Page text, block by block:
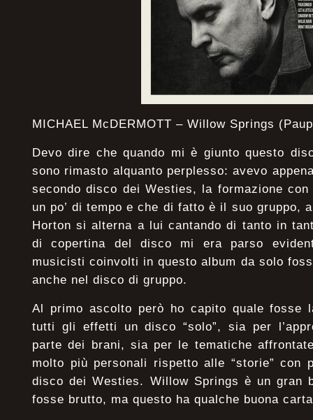
MICHAEL McDERMOTT – Willow Springs
Devo dire che quando mi è giunto questo
sono rimasto alquanto perplesso: avevo
secondo disco dei Westies, la formazione
un po’ di tempo e che di fatto è il suo gruppo,
Horton si alterna a lui cantando di tanto in
di copertina del disco mi era parso
musicisti coinvolti in questo album da solo
anche nel disco di gruppo.
Al primo ascolto però ho capito quale fosse
tutti gli effetti un disco “solo”, sia per
parte dei brani, sia per le tematiche
molto più personali rispetto alle “storie” con
disco dei Westies. Willow Springs è un gran
fosse brutto, ma questo ha qualche buona